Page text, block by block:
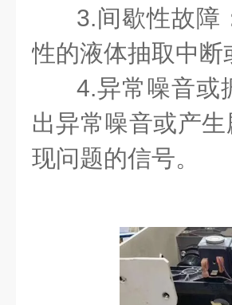
3.间歇性故障
性的液体抽取中断
4.异常噪音或
出异常噪音或产
现问题的信号。